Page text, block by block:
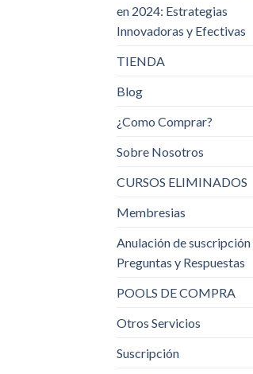
en 2024: Estrategias
Innovadoras y Efectivas
TIENDA
Blog
¿Como Comprar?
Sobre Nosotros
CURSOS ELIMINADOS
Membresias
Anulación de suscripción
Preguntas y Respuestas
POOLS DE COMPRA
Otros Servicios
Suscripción